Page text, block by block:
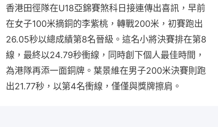
香港田徑隊在U18亞錦賽煞科日接連傳出喜訊，早前
在女子100米摘銅的李紫桃，轉戰200米，初賽跑出
26.05秒以總成績第8名晉級。這名小將決賽排在第8
線，最終以24.79秒衝線，同時創下個人最佳時間，
為港隊再添一面銅牌。葉景維在男子200米決賽則跑
出21.77秒，以第4名衝線，僅僅與獎牌擦肩。